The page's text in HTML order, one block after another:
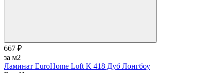
667 ₽
за м2
Ламинат EuroHome Loft K 418 Дуб Лонгбоу